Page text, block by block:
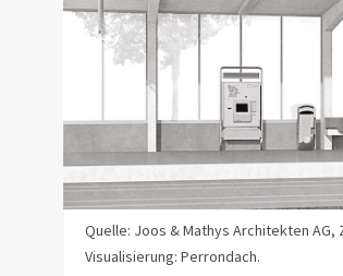
Quelle: Joos & Mathys Architekten AG,
Visualisierung: Perrondach.